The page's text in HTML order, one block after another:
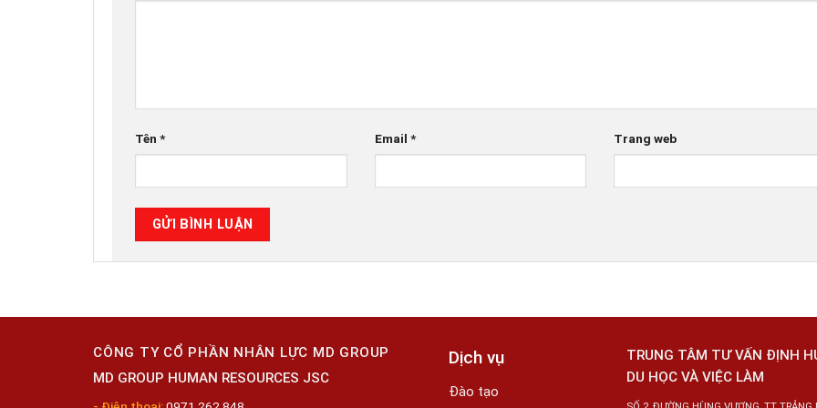
Tên * Email * Trang web
CÔNG TY CỔ PHẦN NHÂN LỰC MD GROUP
MD GROUP HUMAN RESOURCES JSC
Dịch vụ
Đào tạo
TRUNG TÂM TƯ VẤN ĐỊNH
DU HỌC VÀ VIỆC LÀM